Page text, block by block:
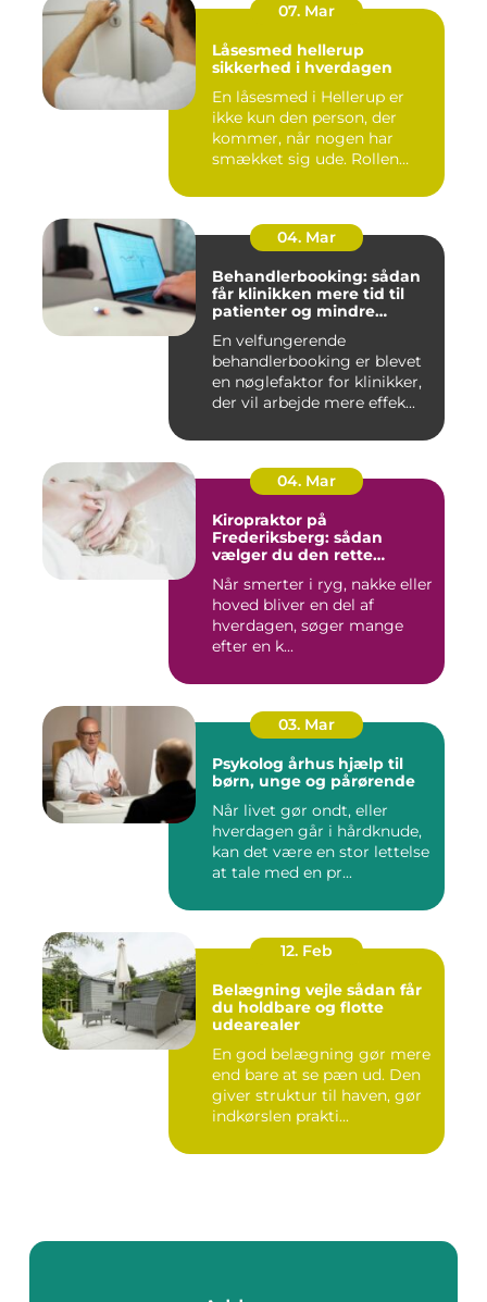
07. Mar
Låsesmed hellerup
sikkerhed i hverdagen
En låsesmed i Hellerup er
ikke kun den person, der
kommer, når nogen har
smækket sig ude. Rollen
04. Mar
Behandlerbooking: sådan
får klinikken mere tid til
patienter og mindre
En velfungerende
behandlerbooking er blevet
en nøglefaktor for klinikker,
der vil arbejde mere effek...
04. Mar
Kiropraktor på
Frederiksberg: sådan
vælger du den rette
Når smerter i ryg, nakke eller
hoved bliver en del af
hverdagen, søger mange
efter en k...
03. Mar
Psykolog århus hjælp til
børn, unge og pårørende
Når livet gør ondt, eller
hverdagen går i hårdknude,
kan det være en stor lettelse
at tale med en pr...
12. Feb
Belægning vejle sådan får
du holdbare og flotte
udearealer
En god belægning gør mere
end bare at se pæn ud. Den
giver struktur til haven, gør
indkørslen prakti...